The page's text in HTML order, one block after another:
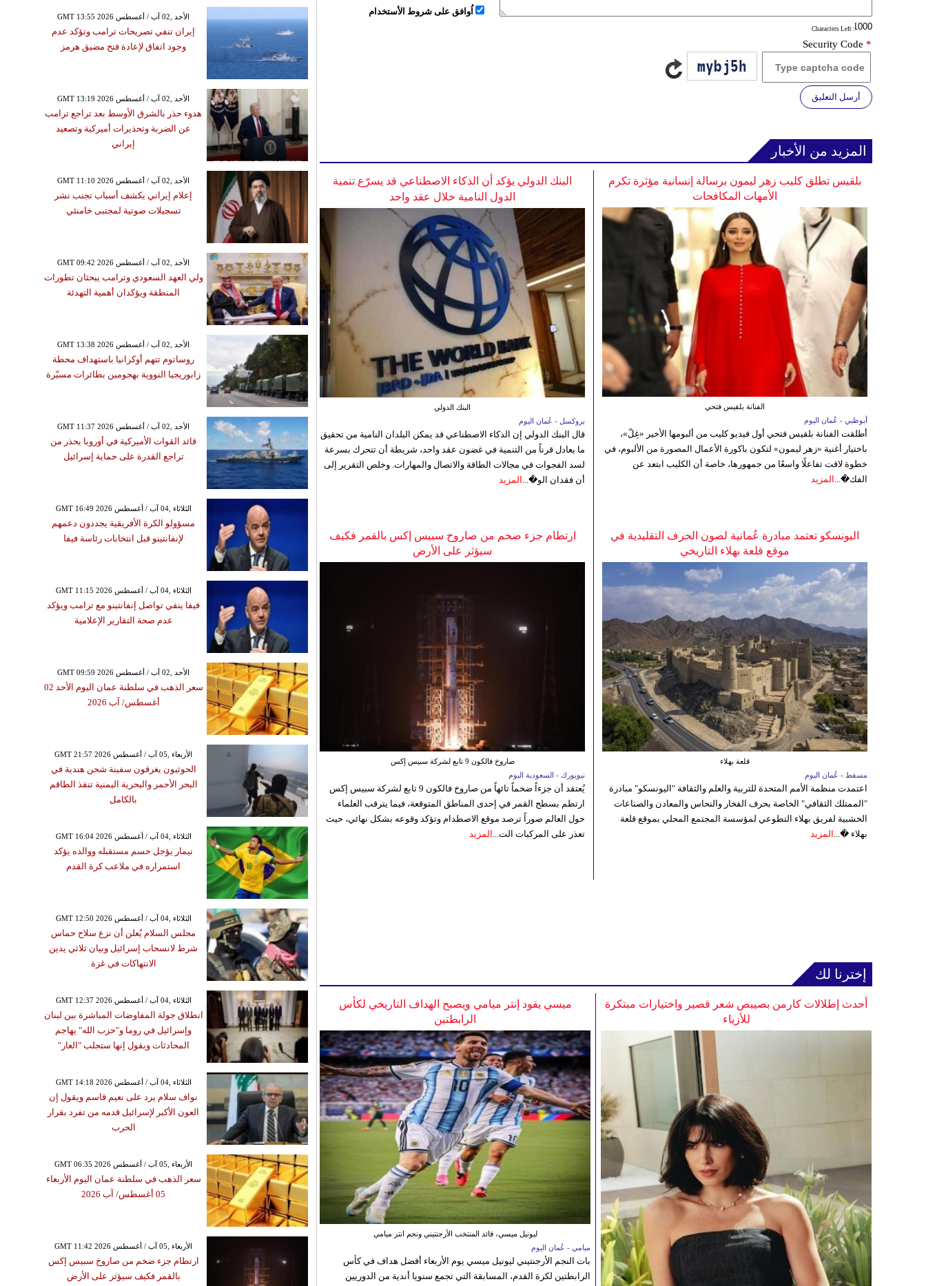
: Characters Left
اُوافق على شروط الأستخدام
Security Code *
أرسل التعليق
المزيد من الأخبار
البنك الدولي يؤكد أن الذكاء الاصطناعي قد يسرّع تنمية
الدول النامية خلال عقد واحد
البنك الدولي
بروكسل - عُمان اليوم
قال البنك الدولي إن الذكاء الاصطناعي قد يمكن البلدان النامية من تحقيق
ما يعادل قرناً من التنمية في غضون عقد واحد، شريطة أن تتحرك بسرعة
لسد الفجوات في مجالات الطاقة والاتصال والمهارات. وخلص التقرير إلى
أن فقدان الو�... المزيد
بلقيس تطلق كليب زهر ليمون برسالة إنسانية مؤثرة تكرم
الأمهات المكافحات
الفنانة بلقيس فتحي
أبوظبي - عُمان اليوم
أطلقت الفنانة بلقيس فتحي أول فيديو كليب من ألبومها الأخير «غِلّ»،
باختيار أغنية «زهر ليمون» لتكون باكورة الأعمال المصورة من الألبوم، في
خطوة لاقت تفاعلًا واسعًا من جمهورها، خاصة أن الكليب ابتعد عن
الفك�... المزيد
ارتطام جزء ضخم من صاروخ سبيس إكس بالقمر فكيف
سيؤثر على الأرض
صاروخ فالكون 9 تابع لشركة سبيس إكس
نيويورك - السعودية اليوم
يُعتقد أن جزءاً ضخماً تائهاً من صاروخ فالكون 9 تابع لشركة سبيس إكس
ارتطم بسطح القمر في إحدى المناطق المتوقعة، فيما يترقب العلماء
حول العالم صوراً ترصد موقع الاصطدام وتؤكد وقوعه بشكل نهائي، حيث
تعذر على المركبات الت... المزيد
اليونسكو تعتمد مبادرة عُمانية لصون الحرف التقليدية في
موقع قلعة بهلاء التاريخي
قلعة بهلاء
مسقط - عُمان اليوم
اعتمدت منظمة الأمم المتحدة للتربية والعلم والثقافة "اليونسكو" مبادرة
"الممتلك الثقافي" الخاصة بحرف الفخار والنحاس والمعادن والصناعات
الخشبية لفريق بهلاء التطوعي لمؤسسة المجتمع المحلي بموقع قلعة
بهلاء �... المزيد
إخترنا لك
ميسي يقود إنتر ميامي ويصبح الهداف التاريخي لكأس
الرابطتين
ليونيل ميسي، قائد المنتخب الأرجنتيني ونجم انتر ميامي
ميامي - عُمان اليوم
بات النجم الأرجنتيني ليونيل ميسي يوم الأربعاء أفضل هداف في كأس
الرابطتين لكرة القدم، المسابقة التي تجمع سنويا أندية من الدوريين
أحدث إطلالات كارمن بصيبص شعر قصير واختيارات مبتكرة
للأزياء
GMT 13:55 2026 الأحد ,02 آب / أغسطس
إيران تنفي تصريحات ترامب وتؤكد عدم
وجود اتفاق لإعادة فتح مضيق هرمز
GMT 13:19 2026 الأحد ,02 آب / أغسطس
هدوء حذر بالشرق الأوسط بعد تراجع ترامب
عن الضربة وتحذيرات أميركية وتصعيد
إيراني
GMT 11:10 2026 الأحد ,02 آب / أغسطس
إعلام إيراني يكشف أسباب تجنب نشر
تسجيلات صوتية لمجتبى خامنئي
GMT 09:42 2026 الأحد ,02 آب / أغسطس
ولي العهد السعودي وترامب يبحثان تطورات
المنطقة ويؤكدان أهمية التهدئة
GMT 13:38 2026 الأحد ,02 آب / أغسطس
روساتوم تتهم أوكرانيا باستهداف محطة
زابوريجيا النووية بهجومين بطائرات مسيّرة
GMT 11:37 2026 الأحد ,02 آب / أغسطس
قائد القوات الأميركية في أوروبا يحذر من
تراجع القدرة على حماية إسرائيل
GMT 16:49 2026 الثلاثاء ,04 آب / أغسطس
مسؤولو الكرة الأفريقية يجددون دعمهم
لإنفانتينو قبل انتخابات رئاسة فيفا
GMT 11:15 2026 الثلاثاء ,04 آب / أغسطس
فيفا ينفي تواصل إنفانتينو مع ترامب ويؤكد
عدم صحة التقارير الإعلامية
GMT 09:59 2026 الأحد ,02 آب / أغسطس
سعر الذهب في سلطنة عمان اليوم الأحد 02
أغسطس/ آب 2026
GMT 21:57 2026 الأربعاء ,05 آب / أغسطس
الحوثيون يغرقون سفينة شحن هندية في
البحر الأحمر والبحرية اليمنية تنقذ الطاقم
بالكامل
GMT 16:04 2026 الثلاثاء ,04 آب / أغسطس
نيمار يؤجل حسم مستقبله ووالده يؤكد
استمراره في ملاعب كرة القدم
GMT 12:50 2026 الثلاثاء ,04 آب / أغسطس
مجلس السلام يُعلن أن نزع سلاح حماس
شرط لانسحاب إسرائيل وبيان ثلاثي يدين
الانتهاكات في غزة
GMT 12:37 2026 الثلاثاء ,04 آب / أغسطس
انطلاق جولة المفاوضات المباشرة بين لبنان
وإسرائيل في روما و"حزب الله" يهاجم
المحادثات ويقول إنها ستجلب "العار"
GMT 14:18 2026 الثلاثاء ,04 آب / أغسطس
نواف سلام يرد على نعيم قاسم ويقول إن
العون الأكبر لإسرائيل قدمه من تفرد بقرار
الحرب
GMT 06:35 2026 الأربعاء ,05 آب / أغسطس
سعر الذهب في سلطنة عمان اليوم الأربعاء
05 أغسطس/ آب 2026
GMT 11:42 2026 الأربعاء ,05 آب / أغسطس
ارتطام جزء ضخم من صاروخ سبيس إكس
بالقمر فكيف سيؤثر على الأرض